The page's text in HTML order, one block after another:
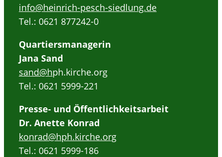
info@heinrich-pesch-siedlung.de
Tel.: 0621 877242-0
Quartiersmanagerin
Jana Sand
sand@hph.kirche.org
Tel.: 0621 5999-221
Presse- und Öffentlichkeitsarbeit
Dr. Anette Konrad
konrad@hph.kirche.org
Tel.: 0621 5999-186